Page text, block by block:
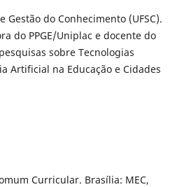
Gestão do Conhecimento (UFSC).
do PPGE/Uniplac e docente do
sobre Tecnologias
Artificial na Educação e Cidades
Curricular. Brasília: MEC,